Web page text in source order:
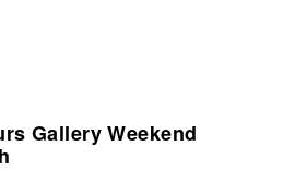
Gallery Weekend